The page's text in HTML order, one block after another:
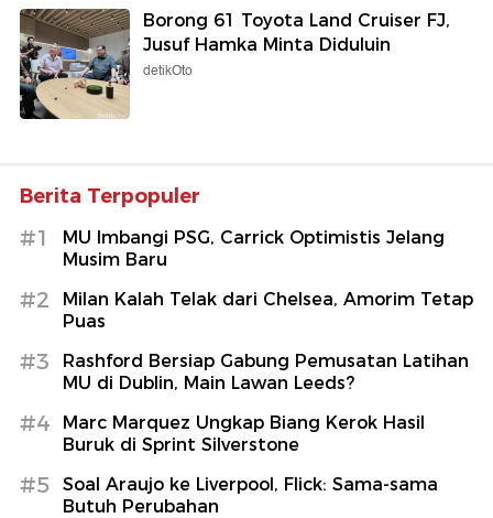
Borong 61 Toyota Land Cruiser FJ,
Jusuf Hamka Minta Diduluin
detikOto
Berita Terpopuler
#1
MU Imbangi PSG, Carrick Optimistis Jelang
Musim Baru
#2
Milan Kalah Telak dari Chelsea, Amorim Tetap
Puas
#3
Rashford Bersiap Gabung Pemusatan Latihan
MU di Dublin, Main Lawan Leeds?
#4
Marc Marquez Ungkap Biang Kerok Hasil
Buruk di Sprint Silverstone
#5
Soal Araujo ke Liverpool, Flick: Sama-sama
Butuh Perubahan